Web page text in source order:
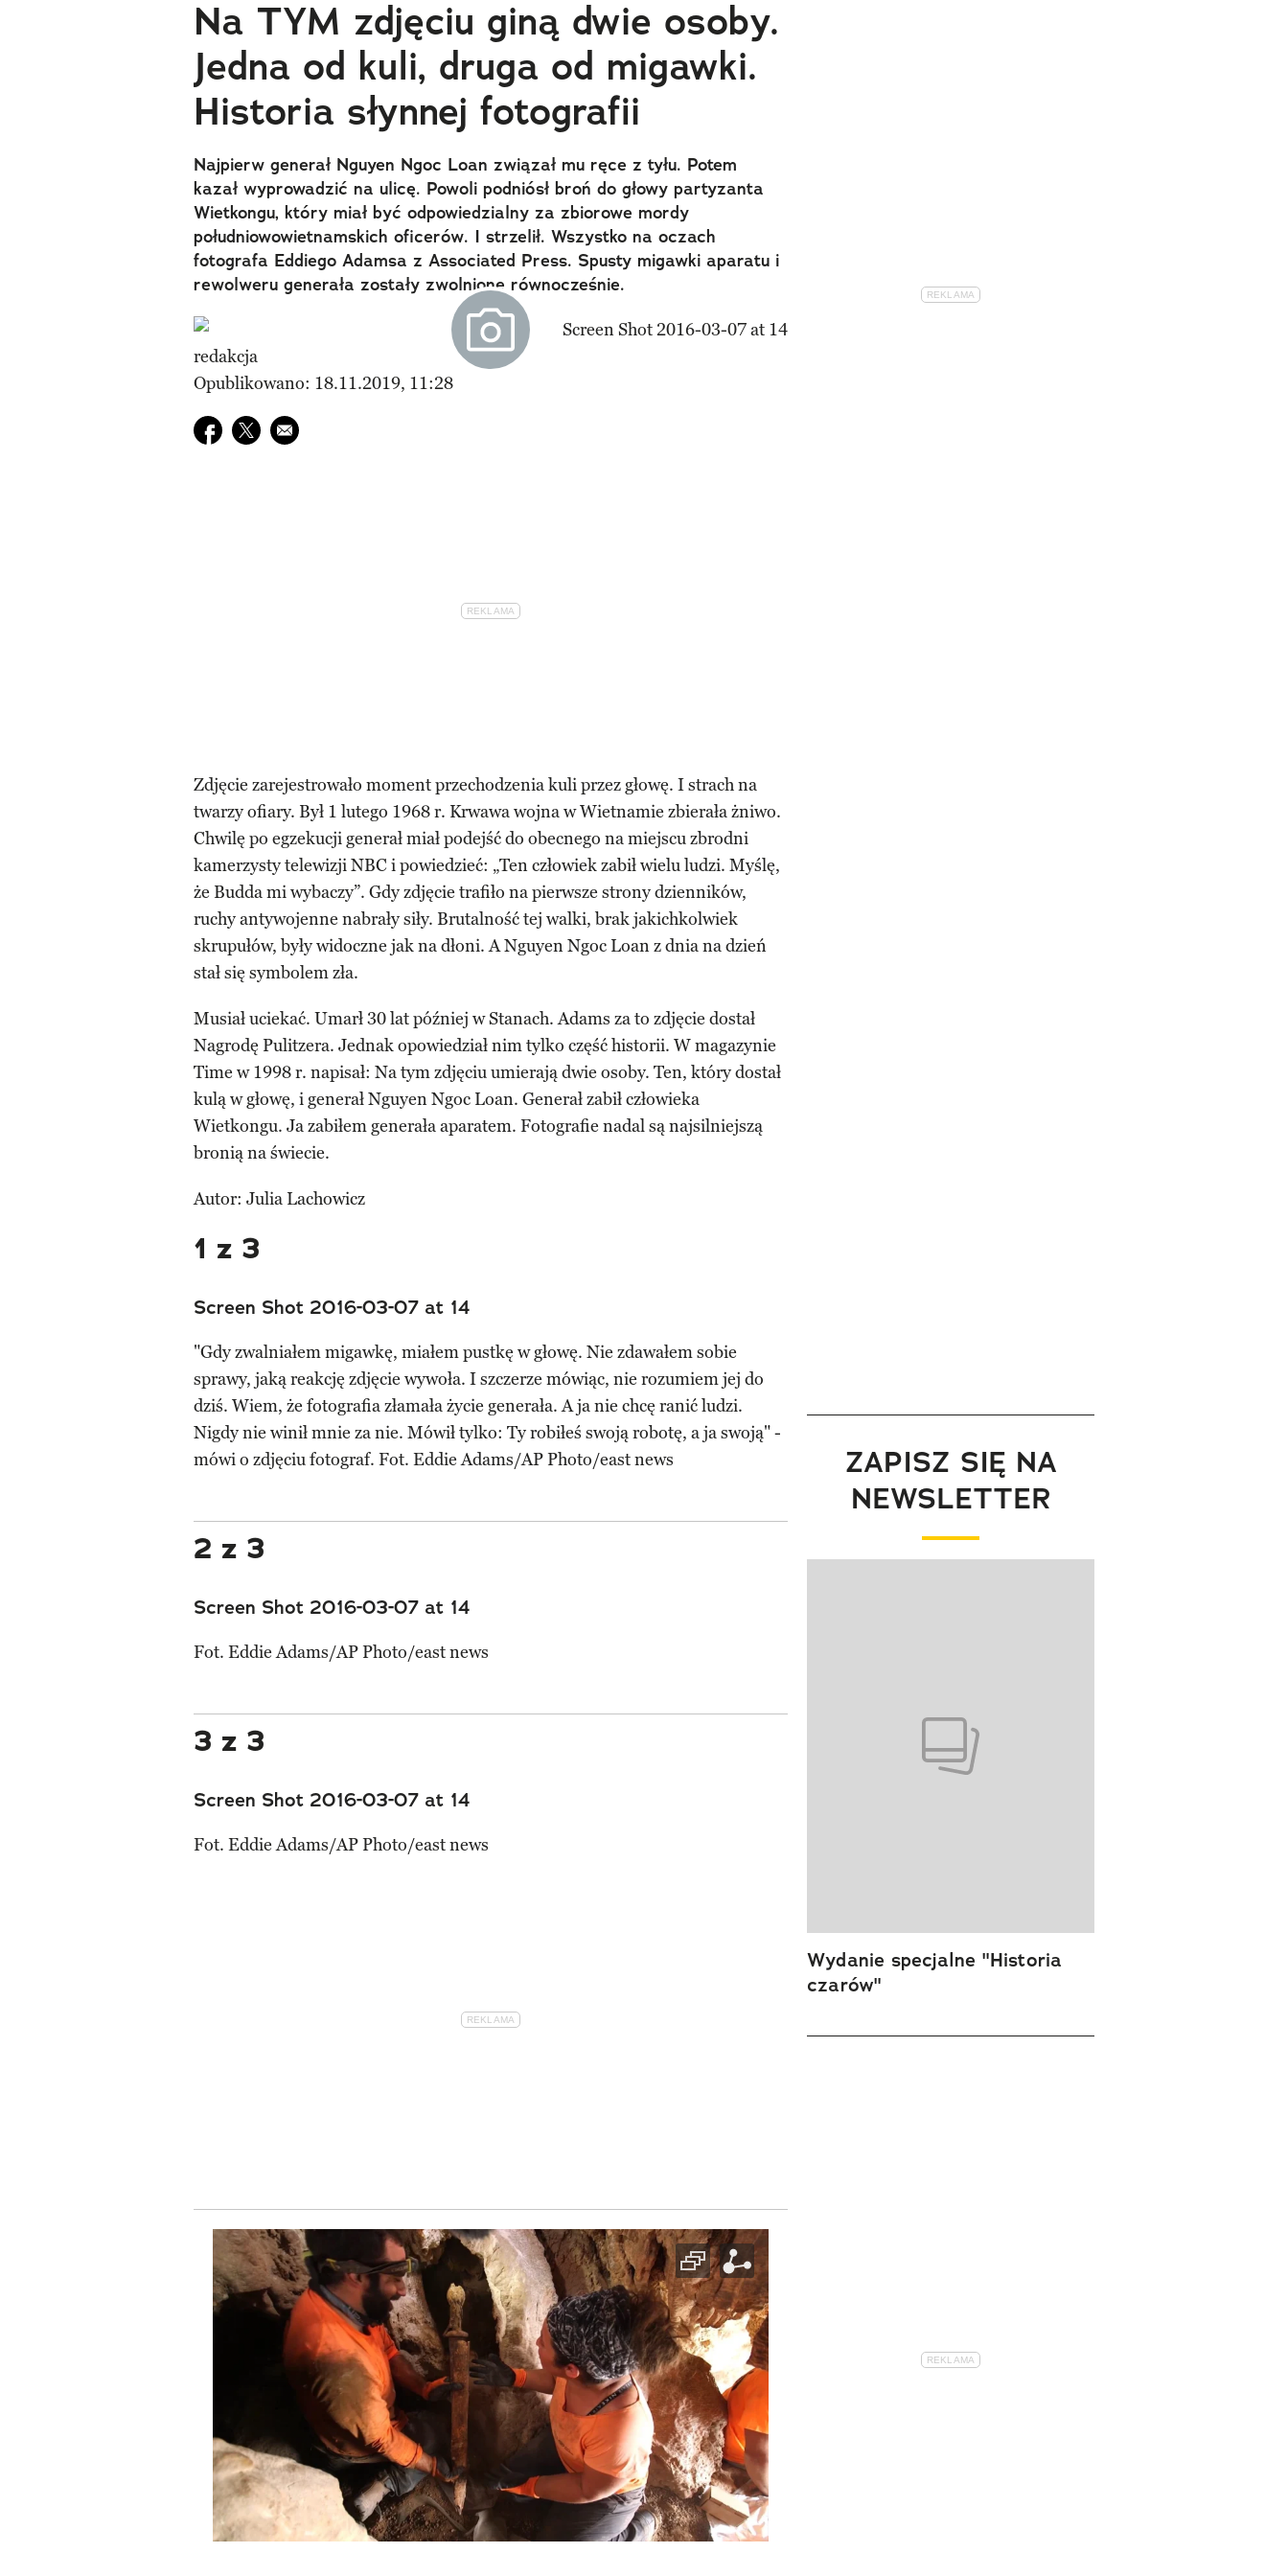
Na TYM zdjęciu giną dwie osoby.
Jedna od kuli, druga od migawki.
Historia słynnej fotografii
Najpierw generał Nguyen Ngoc Loan związał mu ręce z tyłu. Potem
kazał wyprowadzić na ulicę. Powoli podniósł broń do głowy partyzanta
Wietkongu, który miał być odpowiedzialny za zbiorowe mordy
południowowietnamskich oficerów. I strzelił. Wszystko na oczach
fotografa Eddiego Adamsa z Associated Press. Spusty migawki aparatu i
rewolweru generała zostały zwolnione równocześnie.
redakcja
Opublikowano: 18.11.2019, 11:28
Udostępnij na facebook
Udostępnij na twitter
E-mail do przyjaciela
Zdjęcie zarejestrowało moment przechodzenia kuli przez głowę. I strach na
twarzy ofiary. Był 1 lutego 1968 r. Krwawa wojna w Wietnamie zbierała żniwo.
Chwilę po egzekucji generał miał podejść do obecnego na miejscu zbrodni
kamerzysty telewizji NBC i powiedzieć: „Ten człowiek zabił wielu ludzi. Myślę,
że Budda mi wybaczy”. Gdy zdjęcie trafiło na pierwsze strony dzienników,
ruchy antywojenne nabrały siły. Brutalność tej walki, brak jakichkolwiek
skrupułów, były widoczne jak na dłoni. A Nguyen Ngoc Loan z dnia na dzień
stał się symbolem zła.
Musiał uciekać. Umarł 30 lat później w Stanach. Adams za to zdjęcie dostał
Nagrodę Pulitzera. Jednak opowiedział nim tylko część historii. W magazynie
Time w 1998 r. napisał: Na tym zdjęciu umierają dwie osoby. Ten, który dostał
kulą w głowę, i generał Nguyen Ngoc Loan. Generał zabił człowieka
Wietkongu. Ja zabiłem generała aparatem. Fotografie nadal są najsilniejszą
bronią na świecie.
Autor: Julia Lachowicz
1 z 3
Screen Shot 2016-03-07 at 14
"Gdy zwalniałem migawkę, miałem pustkę w głowę. Nie zdawałem sobie
sprawy, jaką reakcję zdjęcie wywoła. I szczerze mówiąc, nie rozumiem jej do
dziś. Wiem, że fotografia złamała życie generała. A ja nie chcę ranić ludzi.
Nigdy nie winił mnie za nie. Mówił tylko: Ty robiłeś swoją robotę, a ja swoją" -
mówi o zdjęciu fotograf. Fot. Eddie Adams/AP Photo/east news
2 z 3
Screen Shot 2016-03-07 at 14
Fot. Eddie Adams/AP Photo/east news
3 z 3
Screen Shot 2016-03-07 at 14
Fot. Eddie Adams/AP Photo/east news
ZAPISZ SIĘ NA
NEWSLETTER
Wydanie specjalne "Historia
czarów"